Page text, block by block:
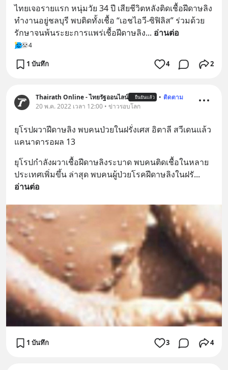
ไทยเจอรายแรก หนุ่มวัย 34 ปี เสียชีวิตหลังติดเชื้อฝีดาษลิง
ทำงานอยู่ชลบุรี พบติดทั้งเชื้อ “เอชไอวี-ซิฟิลิส” ร่วมด้วย
รักษาจนพ้นระยะการแพร่เชื้อฝีดาษลิง... อ่านต่อ
4
1 บันทึก 4 2
Thairath Online - ไทยรัฐออนไลน์ ยืนยันแล้ว • ติดตาม
20 พ.ค. 2022 เวลา 12:00 • ข่าวรอบโลก
ยุโรปผวาฝีดาษลิง พบคนป่วยในฝรั่งเศส อิตาลี สวีเดนแล้ว
แคนาดารอผล 13
ยุโรปกำลังผวาเชื้อฝีดาษลิงระบาด พบคนติดเชื้อในหลาย
ประเทศเพิ่มขึ้น ล่าสุด พบคนผู้ป่วยโรคฝีดาษลิงในฝรั
อ่านต่อ
1 บันทึก 3 4